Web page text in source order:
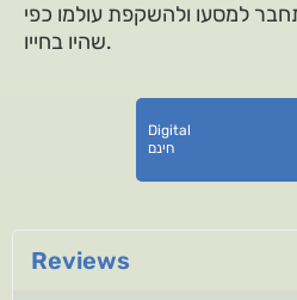
למסעו ולהשקפת עולמו כפי
שהיו בחייו.
Digital
חינם
Reviews